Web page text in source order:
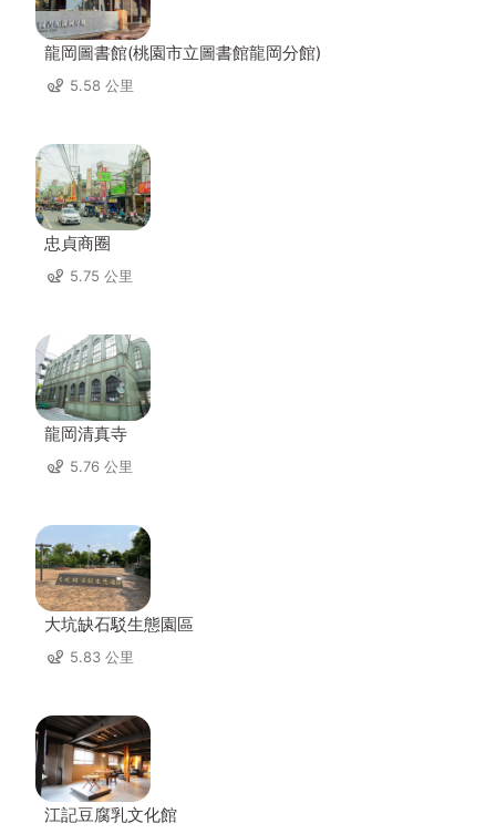
龍岡圖書館(桃園市立圖書館龍岡分館)
5.58 公里
忠貞商圈
5.75 公里
龍岡清真寺
5.76 公里
大坑缺石駁生態園區
5.83 公里
江記豆腐乳文化館